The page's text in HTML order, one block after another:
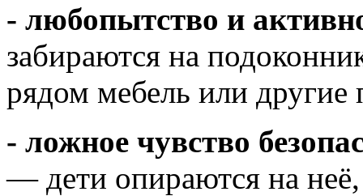
- любопытство и
забираются на
рядом мебель или другие
- ложное чувство
— дети опираются на